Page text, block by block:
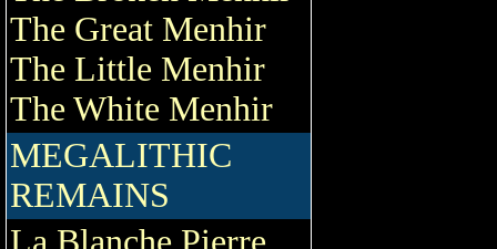
The Great Menhir
The Little Menhir
The White Menhir
MEGALITHIC
REMAINS